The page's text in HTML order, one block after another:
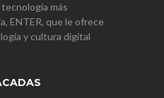
más
ENTER, que le ofrece
y cultura digital